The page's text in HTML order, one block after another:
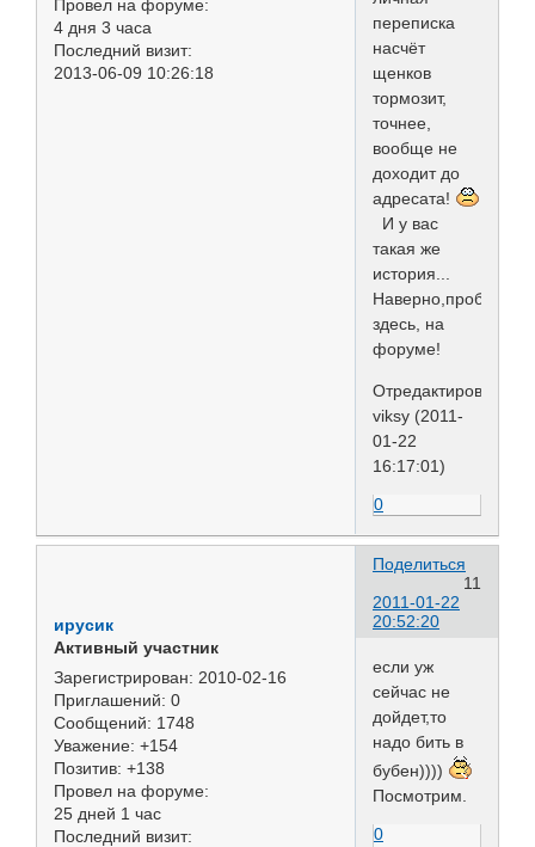
Провел на форуме:
4 дня 3 часа
Последний визит:
2013-06-09 10:26:18
переписка
насчёт
щенков
тормозит,
точнее,
вообще не
доходит до
адресата!
И у вас
такая же
история...
Наверно,проблемы
здесь, на
форуме!
Отредактировано
viksy (2011-
01-22
16:17:01)
0
Поделиться
11
2011-01-22
20:52:20
ирусик
Активный участник
Зарегистрирован: 2010-02-16
Приглашений: 0
Сообщений: 1748
Уважение: +154
Позитив: +138
Провел на форуме:
25 дней 1 час
Последний визит:
если уж
сейчас не
дойдет,то
надо бить в
бубен))))
Посмотрим.
0